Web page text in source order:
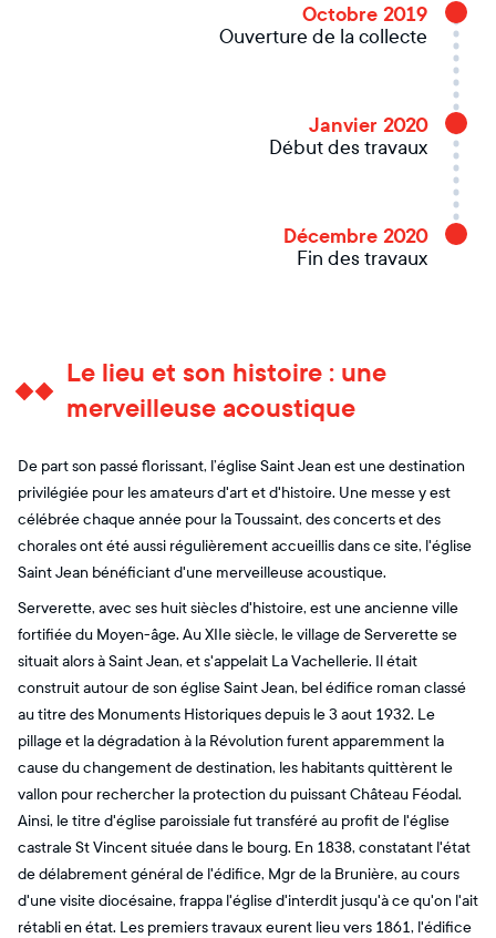
Octobre 2019
Ouverture de la collecte
Janvier 2020
Début des travaux
Décembre 2020
Fin des travaux
Le lieu et son histoire : une
merveilleuse acoustique
De part son passé florissant, l’église Saint Jean est une destination
privilégiée pour les amateurs d'art et d'histoire. Une messe y est
célébrée chaque année pour la Toussaint, des concerts et des
chorales ont été aussi régulièrement accueillis dans ce site, l'église
Saint Jean bénéficiant d'une merveilleuse acoustique.
Serverette, avec ses huit siècles d'histoire, est une ancienne ville
fortifiée du Moyen-âge. Au XIIe siècle, le village de Serverette se
situait alors à Saint Jean, et s'appelait La Vachellerie. Il était
construit autour de son église Saint Jean, bel édifice roman classé
au titre des Monuments Historiques depuis le 3 aout 1932. Le
pillage et la dégradation à la Révolution furent apparemment la
cause du changement de destination, les habitants quittèrent le
vallon pour rechercher la protection du puissant Château Féodal.
Ainsi, le titre d'église paroissiale fut transféré au profit de l'église
castrale St Vincent située dans le bourg. En 1838, constatant l'état
de délabrement général de l'édifice, Mgr de la Brunière, au cours
d'une visite diocésaine, frappa l'église d'interdit jusqu'à ce qu'on l'ait
rétabli en état. Les premiers travaux eurent lieu vers 1861, l'édifice